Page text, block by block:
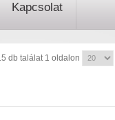
Kapcsolat
db találat 1 oldalon